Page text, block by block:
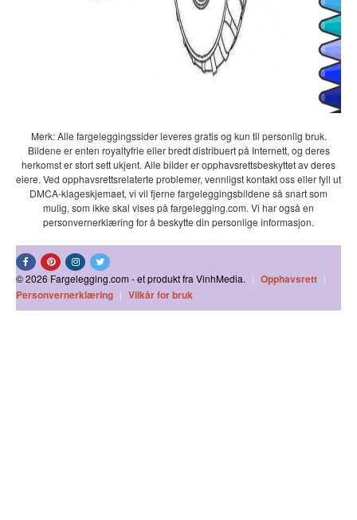
Merk: Alle fargeleggingssider leveres gratis og kun til personlig bruk.
Bildene er enten royaltyfrie eller bredt distribuert på Internett, og deres
herkomst er stort sett ukjent. Alle bilder er opphavsrettsbeskyttet av deres
eiere. Ved opphavsrettsrelaterte problemer, vennligst kontakt oss eller fyll ut
DMCA-klageskjemaet, vi vil fjerne fargeleggingsbildene så snart som
mulig, som ikke skal vises på fargelegging.com. Vi har også en
personvernerklæring for å beskytte din personlige informasjon.
© 2026 Fargelegging.com - et produkt fra VinhMedia. | Opphavsrett |
Personvernerklæring | Vilkår for bruk